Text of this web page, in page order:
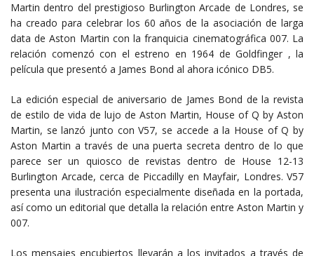
Martin dentro del prestigioso Burlington Arcade de Londres, se
ha creado para celebrar los 60 años de la asociación de larga
data de Aston Martin con la franquicia cinematográfica 007. La
relación comenzó con el estreno en 1964 de Goldfinger , la
película que presentó a James Bond al ahora icónico DB5.
La edición especial de aniversario de James Bond de la revista
de estilo de vida de lujo de Aston Martin, House of Q by Aston
Martin, se lanzó junto con V57, se accede a la House of Q by
Aston Martin a través de una puerta secreta dentro de lo que
parece ser un quiosco de revistas dentro de House 12-13
Burlington Arcade, cerca de Piccadilly en Mayfair, Londres. V57
presenta una ilustración especialmente diseñada en la portada,
así como un editorial que detalla la relación entre Aston Martin y
007.
Los mensajes encubiertos llevarán a los invitados a través de